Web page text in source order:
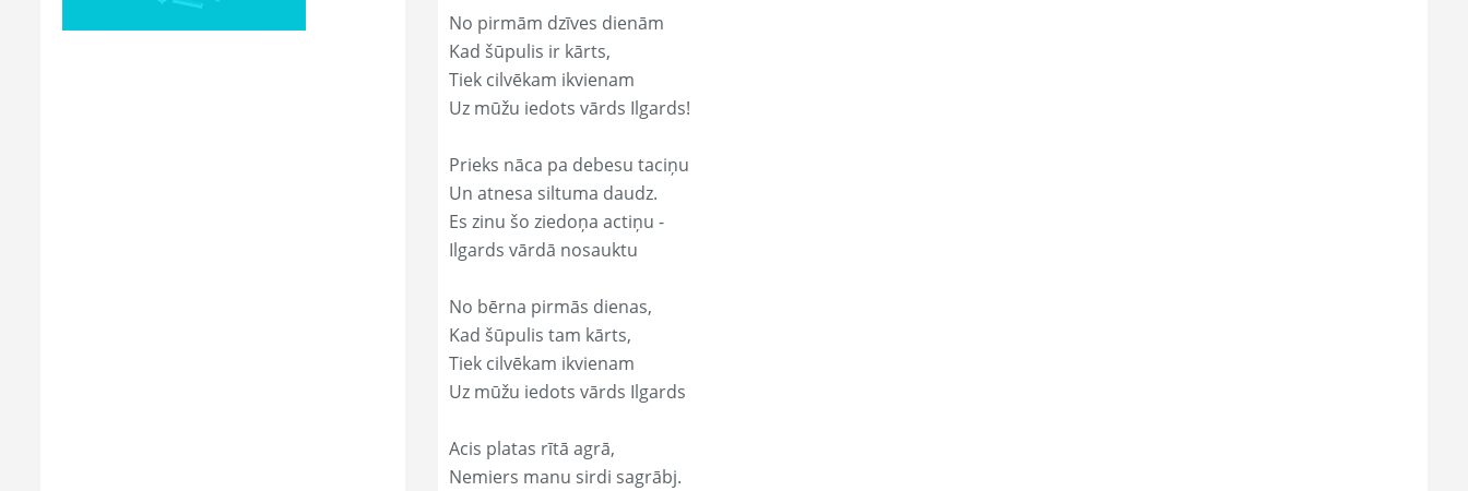
No pirmām dzīves dienām
Kad šūpulis ir kārts,
Tiek cilvēkam ikvienam
Uz mūžu iedots vārds Ilgards!
Prieks nāca pa debesu taciņu
Un atnesa siltuma daudz.
Es zinu šo ziedoņa actiņu -
Ilgards vārdā nosauktu
No bērna pirmās dienas,
Kad šūpulis tam kārts,
Tiek cilvēkam ikvienam
Uz mūžu iedots vārds Ilgards
Acis platas rītā agrā,
Nemiers manu sirdi sagrābj.